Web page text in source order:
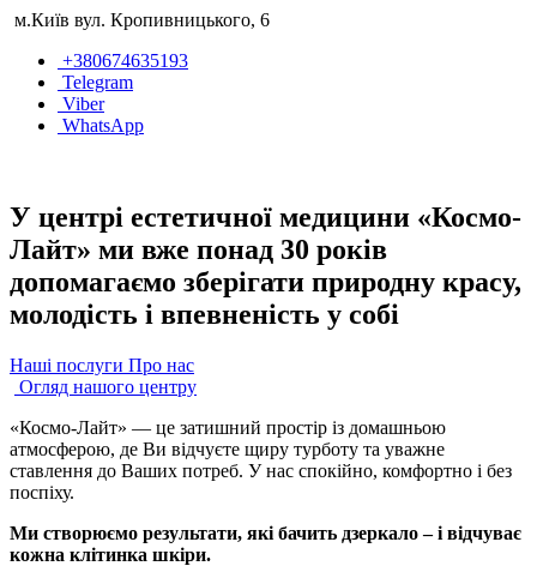
м.Київ вул. Кропивницького, 6
+380674635193
Telegram
Viber
WhatsApp
У центрі естетичної медицини «Космо-
Лайт» ми вже понад 30 років
допомагаємо зберігати природну красу,
молодість і впевненість у собі
Наші послуги Про нас
Огляд нашого центру
«Космо-Лайт» — це затишний простір із домашньою
атмосферою, де Ви відчуєте щиру турботу та уважне
ставлення до Ваших потреб. У нас спокійно, комфортно і без
поспіху.
Ми створюємо результати, які бачить дзеркало – і відчуває
кожна клітинка шкіри.